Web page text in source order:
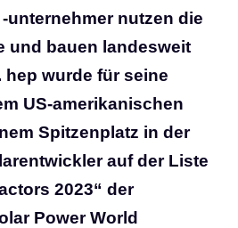
unternehmer nutzen die
und bauen landesweit
hep wurde für seine
US-amerikanischen
Spitzenplatz in der
auf der Liste
2023“ der
Power World